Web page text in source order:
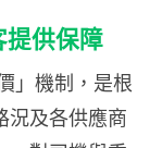
提供保障
」機制，是根
況及各供應商